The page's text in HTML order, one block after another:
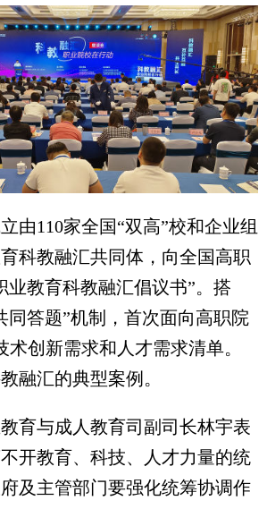
110家全国“双高”校和企业组
科教融汇共同体，向全国高职
业教育科教融汇倡议书”。搭
同答题”机制，首次面向高职院
术创新需求和人才需求清单。
融汇的典型案例。
与成人教育司副司长林宇表
开教育、科技、人才力量的统
及主管部门要强化统筹协调作